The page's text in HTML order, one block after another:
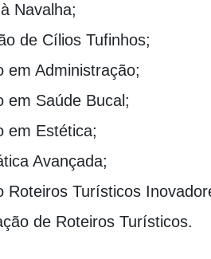
Navalha;
de Cílios Tufinhos;
em Administração;
em Saúde Bucal;
em Estética;
Avançada;
Roteiros Turísticos
de Roteiros Turísticos.